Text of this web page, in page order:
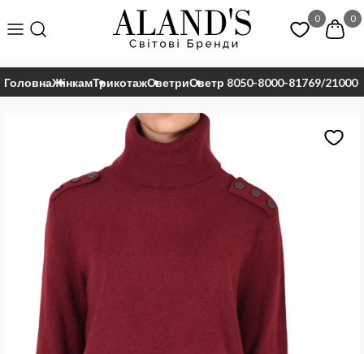
0 0
ГоловнаЖінкамТрикотажСветриСветр 8050-8000-81769/21000